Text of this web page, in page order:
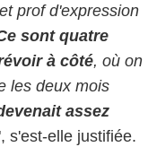
prof d'expression
sont quatre
à côté, où on
les deux mois
assez
s'est-elle justifiée.